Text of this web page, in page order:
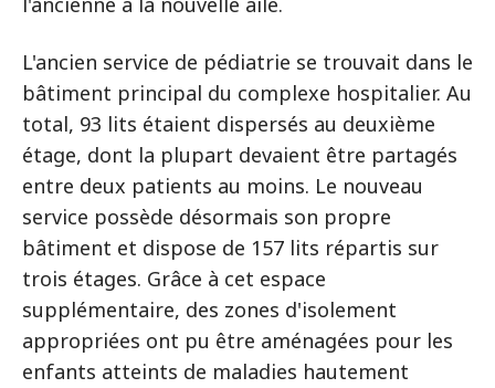
L'ancien service de pédiatrie se trouvait dans le
bâtiment principal du complexe hospitalier. Au
total, 93 lits étaient dispersés au deuxième
étage, dont la plupart devaient être partagés
entre deux patients au moins. Le nouveau
service possède désormais son propre
bâtiment et dispose de 157 lits répartis sur
trois étages. Grâce à cet espace
supplémentaire, des zones d'isolement
appropriées ont pu être aménagées pour les
enfants atteints de maladies hautement